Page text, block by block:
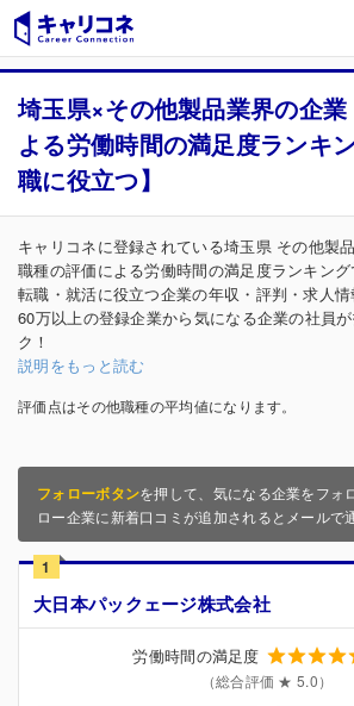
埼玉県×その他製品業界の企
よる労働時間の満足度ランキ
職に役立つ】
キャリコネに登録されている埼玉県 その他製
職種の評価による労働時間の満足度ランキング
転職・就活に役立つ企業の年収・評判・求人情
60万以上の登録企業から気になる企業の社員
ク！
説明をもっと読む
評価点はその他職種の平均値になります。
フォローボタンを押して、気になる企業をフォ
ロー企業に新着口コミが追加されるとメールで
1
大日本パックェージ株式会社
労働時間の満足度
（総合評価 ★ 5.0）